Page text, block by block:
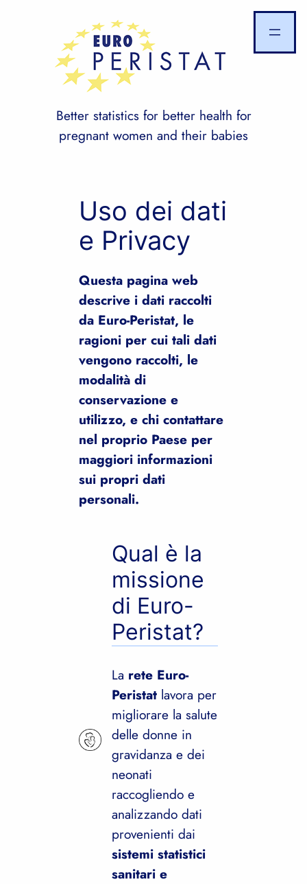
Better statistics for better health for
pregnant women and their babies
Uso dei dati
e Privacy
Questa pagina web
descrive i dati raccolti
da Euro-Peristat, le
ragioni per cui tali dati
vengono raccolti, le
modalità di
conservazione e
utilizzo, e chi contattare
nel proprio Paese per
maggiori informazioni
sui propri dati
personali.
Qual è la
missione
di Euro-
Peristat?
La rete Euro-
Peristat lavora per
migliorare la salute
delle donne in
gravidanza e dei
neonati
raccogliendo e
analizzando dati
provenienti dai
sistemi statistici
sanitari e